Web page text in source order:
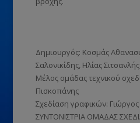
Δημιουργός: Κοσμάς
Σαλονικίδης, Ηλίας
Μέλος ομάδας τεχνικού
Πισκοπάνης
Σχεδίαση γραφικών:
ΣΥΝΤΟΝΙΣΤΡΙΑ ΟΜΑΔΑΣ